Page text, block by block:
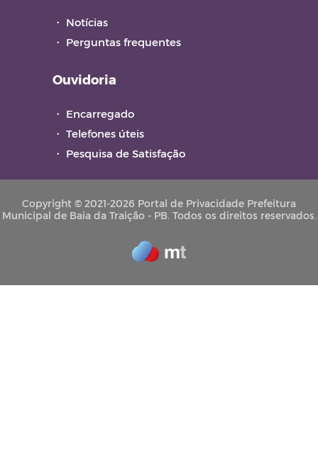
・ Notícias
・ Perguntas frequentes
Ouvidoria
・ Encarregado
・ Telefones úteis
・ Pesquisa de Satisfação
Copyright © 2021-2026 Portal de Privacidade Prefeitura
Municipal de Baia da Traição - PB. Todos os direitos reservados.